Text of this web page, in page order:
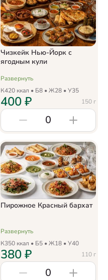
Чизкейк Нью-Йорк с
ягодным кули
Развернуть
К420 ккал • Б8 • Ж28 • У35
150 г
400₽
0
Пирожное Красный бархат
Развернуть
К350 ккал • Б5 • Ж18 • У40
110 г
380₽
0